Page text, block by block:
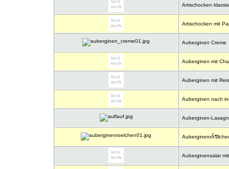
Artischocken
Artischocken mit
Auberginen Creme
Auberginen mit
Auberginen mit
Auberginen nach
Auberginen-
Auberginensalat